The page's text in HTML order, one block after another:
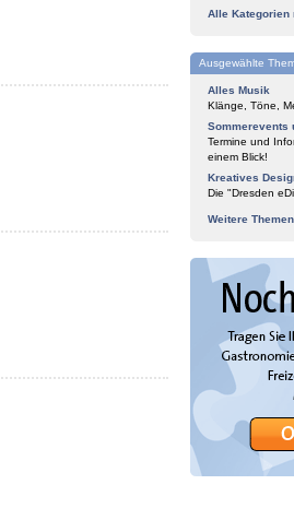
Alle Kategorien
Ausgewählte
Alles Musik
Klänge, Töne,
Sommerevents
Termine und
einem Blick!
Kreatives
Die "Dresden
Weitere Themen